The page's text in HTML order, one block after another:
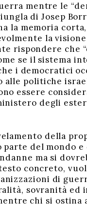
mentre le
di Josep
la memoria
la
rispondere che
se il sistema
i democratici
alle politiche
essere
degli
della
del mondo e
ma si
concreto,
di
sovranità ed
chi si ostina